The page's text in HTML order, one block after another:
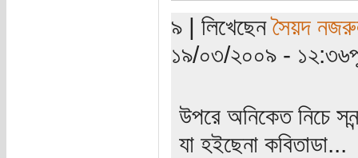
৯ | লিখেছেনসৈয়দ
১৯/০৩/২০০৯ -
উপরে অনিকেত নিচে
যা হইছেনা কবিতাডা...